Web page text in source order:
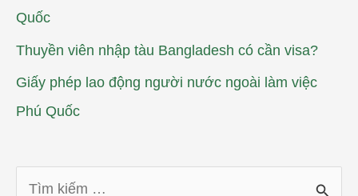
Quốc
Thuyền viên nhập tàu Bangladesh có cần visa?
Giấy phép lao động người nước ngoài làm việc
Phú Quốc